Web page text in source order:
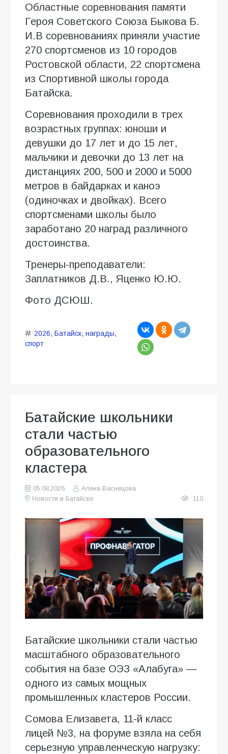
Областные соревнования памяти
Героя Советского Союза Быкова Б.
И.В соревнованиях приняли участие
270 спортсменов из 10 городов
Ростовской области, 22 спортсмена
из Спортивной школы города
Батайска.
Соревнования проходили в трех
возрастных группах: юноши и
девушки до 17 лет и до 15 лет,
мальчики и девочки до 13 лет на
дистанциях 200, 500 и 2000 и 5000
метров в байдарках и каноэ
(одиночках и двойках). Всего
спортсменами школы было
заработано 20 наград различного
достоинства.
Тренеры-преподаватели:
Заплатников Д.В., Яценко Ю.Ю.
Фото ДСЮШ.
2026, Батайск, награды,
спорт
Батайские школьники
стали частью
образовательного
кластера
05.08.2026
Алена Васнецова
Новости в Батайске
110
Батайские школьники стали частью
масштабного образовательного
события на базе ОЭЗ «Алабуга» —
одного из самых мощных
промышленных кластеров России.
Сомова Елизавета, 11-й класс
лицей №3, на форуме взяла на себя
серьезную управленческую нагрузку: